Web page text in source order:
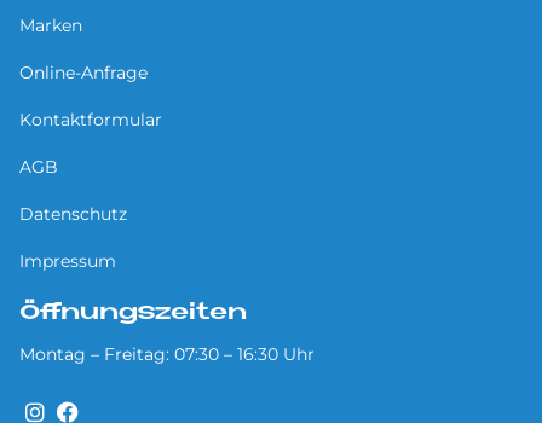
Marken
Online-Anfrage
Kontaktformular
AGB
Datenschutz
Impressum
Öffnungszeiten
Montag – Freitag: 07:30 – 16:30 Uhr